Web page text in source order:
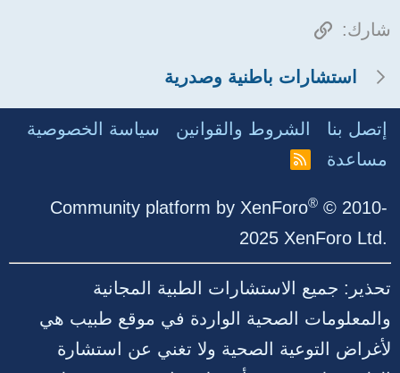
شارك: الرابط
استشارات باطنية وصدرية
إتصل بنا الشروط والقوانين
سياسة الخصوصية
مساعدة
R
Community platform by XenForo® © 2010-
2025 XenForo Ltd.
تحذير: جميع الاستشارات الطبية المجانية
والمعلومات الصحية الواردة في موقع طبيب هي
لأغراض التوعية الصحية ولا تغني عن استشارة